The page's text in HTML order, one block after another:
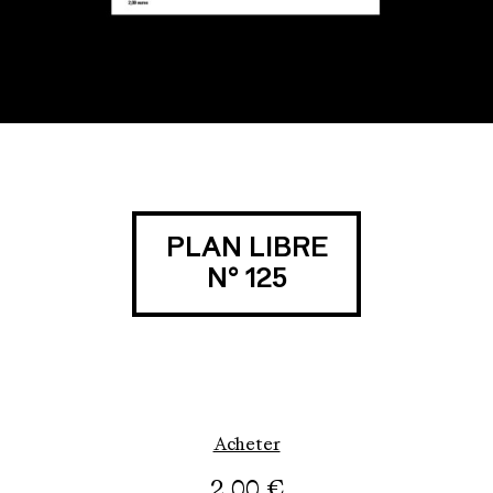
PLAN LIBRE
N° 125
Acheter